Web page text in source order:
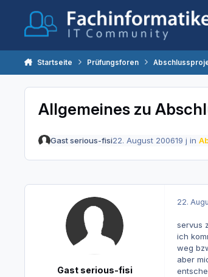
Startseite Prüfungsforen
Allgemeines zu
Gast serious-fisi22. August 200619 j in
Gast serious-fisi
22.
servus
ich
weg
aber